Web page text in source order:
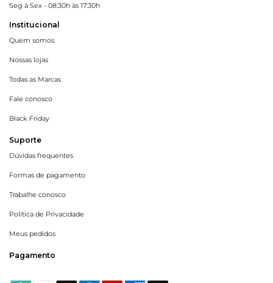
Seg à Sex - 08:30h às 17:30h
Institucional
Quem somos
Nossas lojas
Todas as Marcas
Fale conosco
Black Friday
Suporte
Dúvidas frequentes
Formas de pagamento
Trabalhe conosco
Política de Privacidade
Meus pedidos
Pagamento